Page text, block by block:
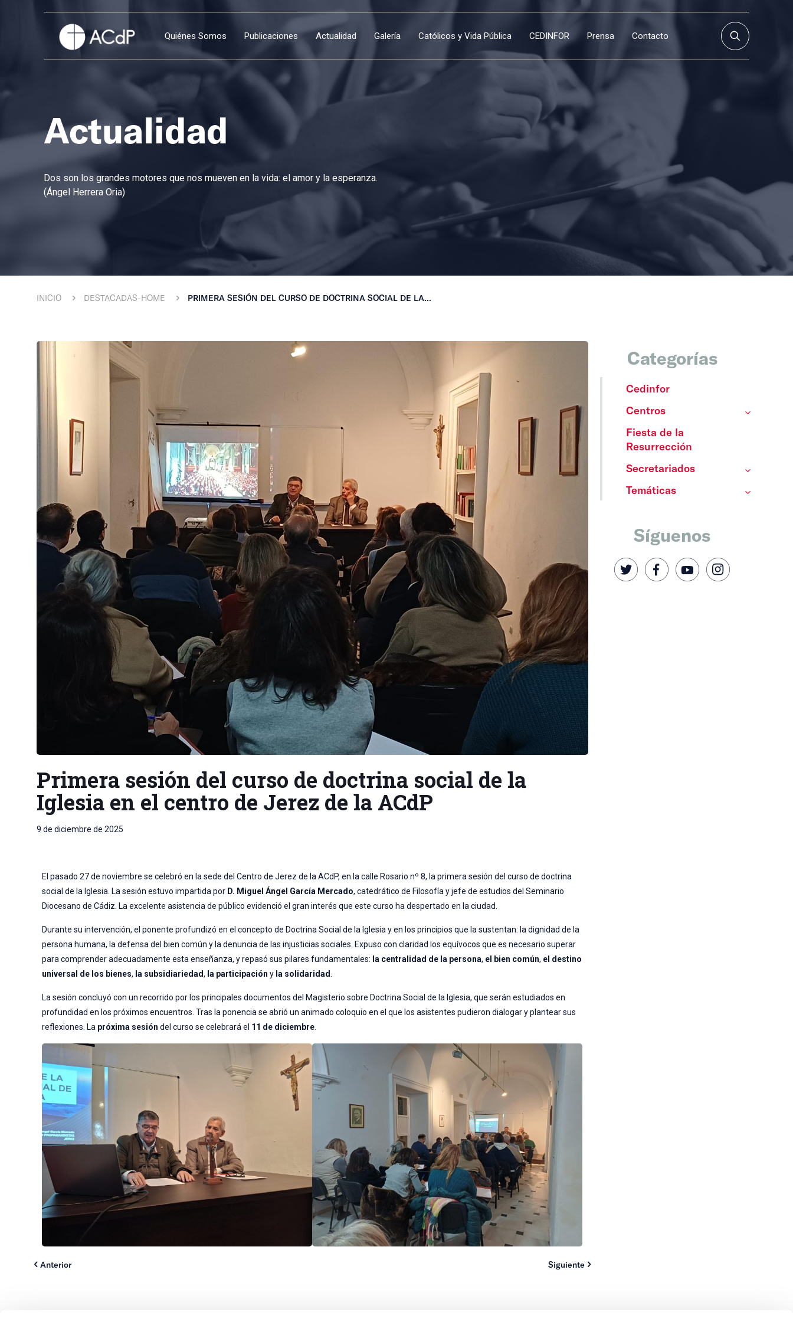
Quiénes Somos Publicaciones Actualidad Galería Católicos y Vida Pública CEDINFOR Prensa Contacto
Actualidad
Dos son los grandes motores que nos mueven en la vida: el amor y la esperanza.
(Ángel Herrera Oria)
INICIO DESTACADAS-HOME PRIMERA SESIÓN DEL CURSO DE DOCTRINA SOCIAL DE LA...
Primera sesión del curso de doctrina social de la
Iglesia en el centro de Jerez de la ACdP
9 de diciembre de 2025
El pasado 27 de noviembre se celebró en la sede del Centro de Jerez de la ACdP, en la calle Rosario nº 8, la primera sesión del curso de doctrina
social de la Iglesia. La sesión estuvo impartida por D. Miguel Ángel García Mercado, catedrático de Filosofía y jefe de estudios del Seminario
Diocesano de Cádiz. La excelente asistencia de público evidenció el gran interés que este curso ha despertado en la ciudad.
Durante su intervención, el ponente profundizó en el concepto de Doctrina Social de la Iglesia y en los principios que la sustentan: la dignidad de la
persona humana, la defensa del bien común y la denuncia de las injusticias sociales. Expuso con claridad los equívocos que es necesario superar
para comprender adecuadamente esta enseñanza, y repasó sus pilares fundamentales: la centralidad de la persona, el bien común, el destino
universal de los bienes, la subsidiariedad, la participación y la solidaridad
La sesión concluyó con un recorrido por los principales documentos del Magisterio sobre Doctrina Social de la Iglesia, que serán estudiados en
profundidad en los próximos encuentros. Tras la ponencia se abrió un animado coloquio en el que los asistentes pudieron dialogar y plantear sus
reflexiones. La próxima sesión del curso se celebrará el 11 de diciembre
Anterior Siguiente
Categorías
Cedinfor
Centros
Fiesta de la
Resurrección
Secretariados
Temáticas
Síguenos